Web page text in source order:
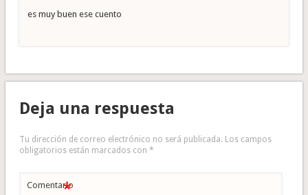
es muy buen ese cuento
Deja una respuesta
Tu dirección de correo electrónico no será publicada. Los campos
obligatorios están marcados con *
Comentario
*